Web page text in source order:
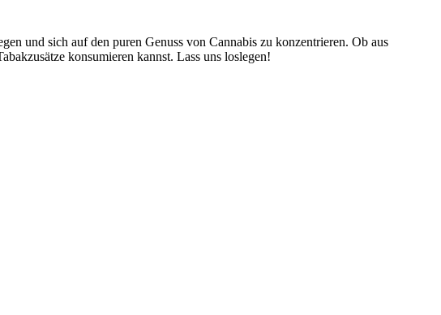
und sich auf den puren Genuss von Cannabis zu konzentrieren. Ob aus
konsumieren kannst. Lass uns loslegen!